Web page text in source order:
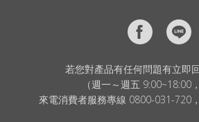
若您對產品有任何問題有立即
（週一～週五 9:00~18:00
來電消費者服務專線 0800-031-720